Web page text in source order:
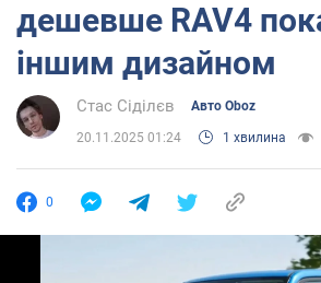
дешевше RAV4
іншим дизайном
Стас Сіділєв Авто Oboz
20.11.2025 01:24 1 хвилина
0